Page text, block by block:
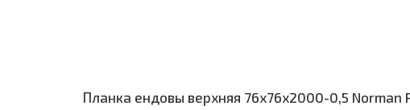
Планка ендовы верхняя 76х76х2000-0,5 Norman